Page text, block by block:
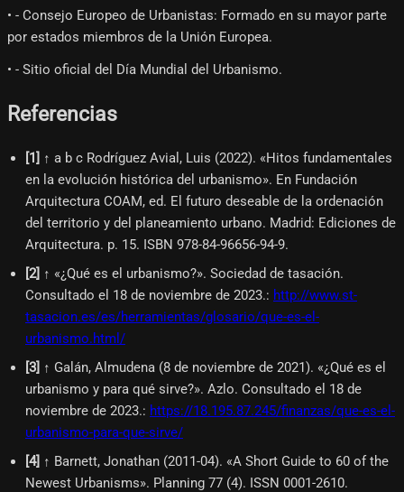
• - Consejo Europeo de Urbanistas: Formado en su mayor parte
por estados miembros de la Unión Europea.
• - Sitio oficial del Día Mundial del Urbanismo.
Referencias
[1] ↑ a b c Rodríguez Avial, Luis (2022). «Hitos fundamentales
en la evolución histórica del urbanismo». En Fundación
Arquitectura COAM, ed. El futuro deseable de la ordenación
del territorio y del planeamiento urbano. Madrid: Ediciones de
Arquitectura. p. 15. ISBN 978-84-96656-94-9.
[2] ↑ «¿Qué es el urbanismo?». Sociedad de tasación.
Consultado el 18 de noviembre de 2023.: http://www.st-
tasacion.es/es/herramientas/glosario/que-es-el-
urbanismo.html/
[3] ↑ Galán, Almudena (8 de noviembre de 2021). «¿Qué es el
urbanismo y para qué sirve?». Azlo. Consultado el 18 de
noviembre de 2023.: https://18.195.87.245/finanzas/que-es-el-
urbanismo-para-que-sirve/
[4] ↑ Barnett, Jonathan (2011-04). «A Short Guide to 60 of the
Newest Urbanisms». Planning 77 (4). ISSN 0001-2610.